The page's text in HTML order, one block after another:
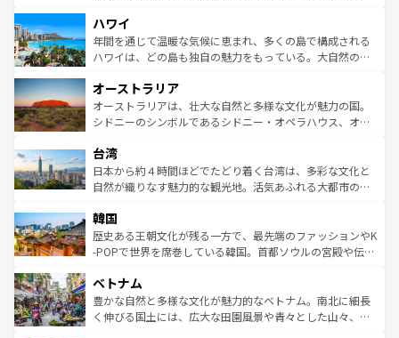
着のスイス情報は
のような巨大都市は、観光、ショッピング、エンターテイ
ンメントが詰まった刺激的なスポットだ。一方、アメリカ
西部には大自然が広がり、グランドキャニオンやイエロー
部のニューオーリンズでは、音楽と美食が融合した独特の
文化が魅力。旅行者はアメリカの各地域で異なる魅力を楽
しみながら、その多様性と豊かな歴史を感じることができ
ならではの贅沢な旅のスタイルだ。 なお、新着のアメリカ
情報はコンテンツ一覧を参照してほしい。
ハワイ
年間を通じて温暖な気候に恵まれ、多くの島で構成される
ハワイは、どの島も独自の魅力をもっている。大自然の神
ワイ島は見逃せない。また、定番の観光地といえばオアフ
島だが、静かな自然を求めるならマウイ島やカウアイ島が
おすすめ。エメラルドグリーンに輝く海をはじめ、豊かな
れるおもてなしの心で訪れる人々を迎えてくれるハワイの
人々、おいしいローカルフードやハワイアンミュージッ
ク、伝統的なフラダンスなど、すべてがハワイの魅力を彩
ワイを、存分に味わってほしい。 なお、新着のハワイ情報
はコンテンツ一覧を参照してほしい。
オーストラリア
オーストラリアは、壮大な自然と多様な文化が魅力の国。
シドニーのシンボルであるシドニー・オペラハウス、オー
リアリーフや大陸中央部にそびえるウルル（エアーズロッ
ク）、タスマニアの美しい原生林やケアンズの熱帯雨林な
ど、見どころがたくさん。また、カフェやワイン、オージ
いる。アクティビティも充実しており、サーフィンやダイ
ビング、ハイキングなど、アウトドア好きにはたまらな
い。オーストラリアの多彩な魅力を存分に味わいつくそ
参照してほしい。
台湾
日本から約４時間ほどでたどり着く台湾は、多彩な文化と
自然が織りなす魅力的な観光地。活気あふれる大都市の台
ン）、静ひつな山岳地帯である台湾東部など、都市の喧騒
と山間の静けさが共存しており、訪れる人に新しい発見と
驚きをもたらしてくれる。また、奥深い台湾の食文化も魅
容にもいいと評判のスイーツなど、バラエティ豊かな料理
が味わえる。 なお、新着の台湾情報は コンテンツ一覧を参
照してほしい。
韓国
歴史ある王朝文化が残る一方で、最先端のファッションやK
-POPで世界を席巻している韓国。首都ソウルの宮殿や伝統
き、地方に足を延ばせば四季折々の自然美を楽しむことが
できる。そして、キムチや焼肉、絶品のストリートフード
まで、さまざまな韓国料理が待っている。夜には、韓国な
ベトナム
豊かな自然と多様な文化が魅力的なベトナム。南北に細長
く伸びる国土には、広大な田園風景や青々とした山々、世